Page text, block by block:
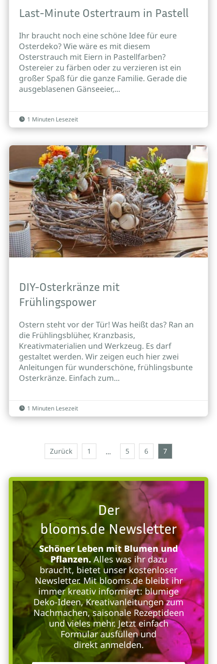
Last-Minute Ostertraum in Pastell
Ihr braucht noch eine schöne Idee für eure
Osterdeko? Wie wäre es mit diesem
Osterstrauch mit Eiern in Pastellfarben?
Ostereier zu färben oder zu verzieren ist ein
großer Spaß für die ganze Familie. Gerade die
ausgeblasenen Gänseeier,...
 1 Minuten Lesezeit
DIY-Osterkränze mit
Frühlingspower
Ostern steht vor der Tür! Was heißt das? Ran an
die Frühlingsblüher, Kranzbasis,
Kreativmaterialien und Werkzeug. Es darf
gestaltet werden. Wir zeigen euch hier zwei
Anleitungen für wunderschöne, frühlingsbunte
Osterkränze. Einfach zum...
 1 Minuten Lesezeit
Zurück 1 … 5 6 7
Der
blooms.de Newsletter
Schöner Leben mit Blumen und
Pflanzen.Alles was ihr dazu
braucht, bietet unser kostenloser
Newsletter. Mit blooms.de bleibt ihr
immer kreativ informiert: blumige
Deko-Ideen, Kreativanleitungen zum
Nachmachen, saisonale Rezeptideen
und vieles mehr. Jetzt einfach
Formular ausfüllen und
direkt anmelden.